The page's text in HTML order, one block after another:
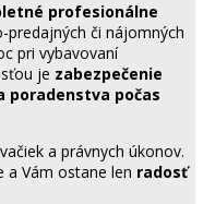
profesionálne
či nájomných
pri vybavovaní
je zabezpečenie
poradenstva počas
a právnych úkonov.
Vám ostane len radosť